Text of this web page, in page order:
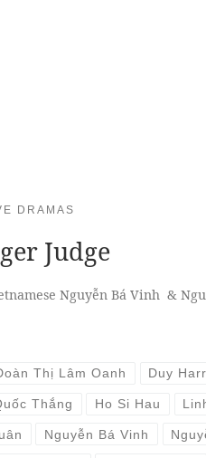
DRAMAS
Judge
Nguyễn Bá Vinh &
Thị Lâm Oanh Duy
Thắng Ho Si Hau
Nguyễn Bá Vinh